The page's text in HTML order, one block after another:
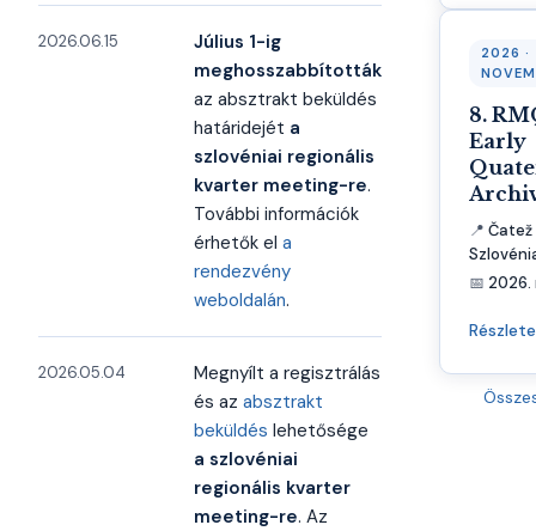
2026.06.15
Július 1-ig
meghosszabbították
az absztrakt beküldés
határidejét a
szlovéniai regionális
kvarter meeting-re.
További információk
érhetők el a
rendezvény
weboldalán.
2026.05.04
Megnyílt a regisztrálás
és az absztrakt
beküldés lehetősége
a szlovéniai
regionális kvarter
meeting-re. Az
2026 ·
8.
Early
📍 Čatež
📅 2026.